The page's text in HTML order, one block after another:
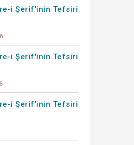
i Şerif'inin Tefsiri
i Şerif'inin Tefsiri
i Şerif'inin Tefsiri